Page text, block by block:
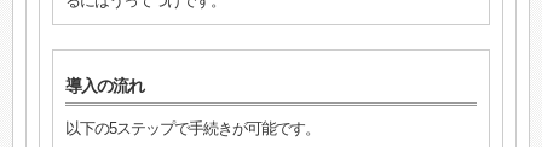
導入の流れ
以下の5ステップで手続きが可能です。